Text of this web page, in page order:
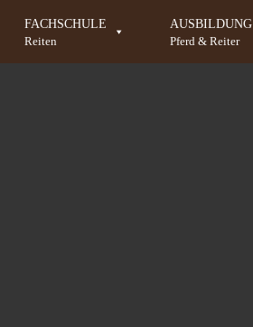
FACHSCHULE
Reiten
AUSBILDUNG
Pferd & Reiter